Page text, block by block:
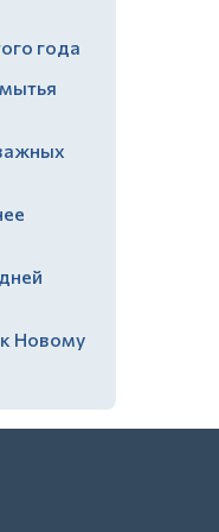
года
Новому